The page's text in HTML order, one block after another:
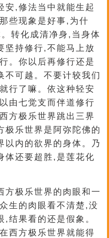
安,修法当中就能生起
些现象是好事,为什
转化成清净身,当身体
坚持修行,不能马上放
。你以后再修行还是
不可越。不要计较我们
行了嘛。依这种轻安
由七觉支而伴道修行
方极乐世界跳出三界
极乐世界是阿弥陀佛的
以内的欲界的身体。乃
体还要超胜,是莲花化
方极乐世界的肉眼和一
生的肉眼看不清楚,没
结果看的还是假象。
西方极乐世界就能得